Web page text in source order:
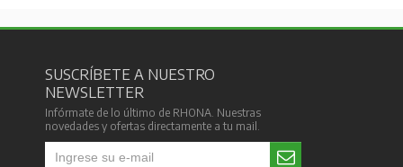
SUSCRÍBETE A NUESTRO
NEWSLETTER
Infórmate de lo último de RHONA. Nuestras
novedades y ofertas directamente a tu mail.